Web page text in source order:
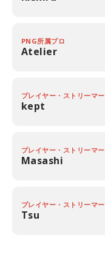
PNG所属プロ
Atelier
プレイヤー・ストリーマー
kept
プレイヤー・ストリーマー
Masashi
プレイヤー・ストリーマー
Tsu